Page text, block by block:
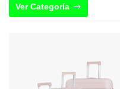
Ver Categoría